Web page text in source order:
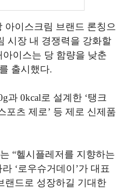
아이스크림 브랜드 론칭으
시장 내 경쟁력을 강화할
이스는 당 함량을 낮춘
출시했다.
과 0kcal로 설계한 ‘탱크
포츠 제로’ 등 제로 신제품
“헬시플레저를 지향하는
‘로우슈거데이’가 대표
랜드로 성장하길 기대한